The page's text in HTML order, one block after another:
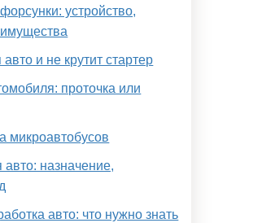
устройство,
и не крутит стартер
проточка или
микроавтобусов
назначение,
авто: что нужно знать